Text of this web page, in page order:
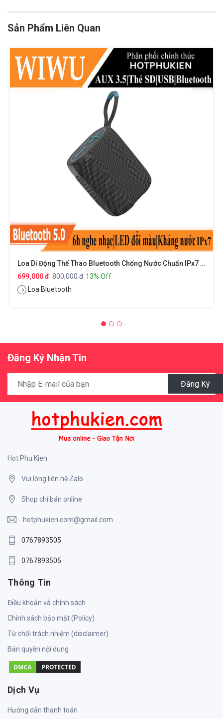
Sản Phẩm Liên Quan
Loa Di Động Thể Thao Bluetooth Chống Nước Chuẩn IPx7 Hiệu WIWU Thunder P26
699,000 đ 800,000 đ 13% Off
Loa Bluetooth
Đăng Ký Nhận Tin
Đăng Ký
Hot Phu Kien
Vui lòng liên hệ Zalo
Shop chỉ bán online
hotphukien.com@gmail.com
0767893505
0767893505
Thông Tin
Điều khoản và chính sách
Chính sách bảo mật (Policy)
Từ chối trách nhiệm (disclaimer)
Bản quyền nội dung
Dịch Vụ
Hướng dẫn thanh toán